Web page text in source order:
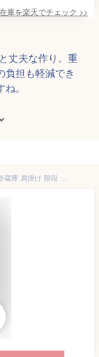
庫を楽天でチェック >>
丈夫な作り。重
負担も軽減でき
。
Azarxis 運搬ベルト キャリーベルト 2人用 引っ越し 冷蔵庫 肩掛け 階段 ダンボール 背負い 女性 模様替え 持ち上げ 長さ調整 手袋付き